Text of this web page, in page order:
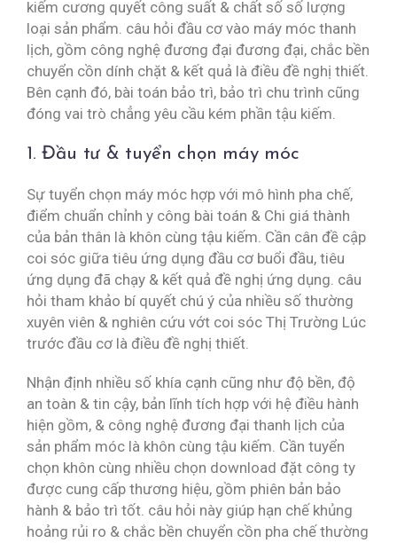
kiếm cương quyết công suất & chất số số lượng
loại sản phẩm. câu hỏi đầu cơ vào máy móc thanh
lịch, gồm công nghệ đương đại đương đại, chắc bền
chuyển cồn dính chặt & kết quả là điều đề nghị thiết.
Bên cạnh đó, bài toán bảo trì, bảo trì chu trình cũng
đóng vai trò chẳng yêu cầu kém phần tậu kiếm.
1. Đầu tư & tuyển chọn máy móc
Sự tuyển chọn máy móc hợp với mô hình pha chế,
điểm chuẩn chỉnh y công bài toán & Chi giá thành
của bản thân là khôn cùng tậu kiếm. Cần cân đề cập
coi sóc giữa tiêu ứng dụng đầu cơ buổi đầu, tiêu
ứng dụng đã chạy & kết quả đề nghị ứng dụng. câu
hỏi tham khảo bí quyết chú ý của nhiều số thường
xuyên viên & nghiên cứu vớt coi sóc Thị Trường Lúc
trước đầu cơ là điều đề nghị thiết.
Nhận định nhiều số khía cạnh cũng như độ bền, độ
an toàn & tin cậy, bản lĩnh tích hợp với hệ điều hành
hiện gồm, & công nghệ đương đại thanh lịch của
sản phẩm móc là khôn cùng tậu kiếm. Cần tuyển
chọn khôn cùng nhiều chọn download đặt công ty
được cung cấp thương hiệu, gồm phiên bản bảo
hành & bảo trì tốt. câu hỏi này giúp hạn chế khủng
hoảng rủi ro & chắc bền chuyển cồn pha chế thường